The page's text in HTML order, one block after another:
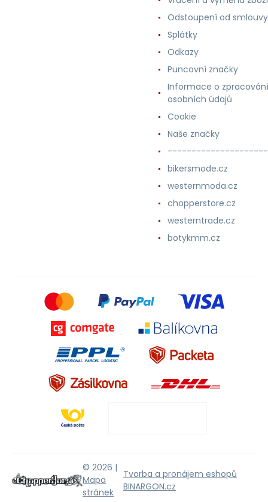
Odstoupení od smlouvy
Splátky
Odkazy
Puncovní značky
Informace o zpracování
osobních údajů
Cookie
Naše značky
bikersmode.cz
westernmoda.cz
chopperstore.cz
westerntrade.cz
botykmm.cz
© 2026 |
Mapa
stránek
Tvorba a pronájem eshopů
BINARGON.cz